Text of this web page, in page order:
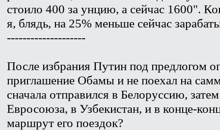
стоило 400 за унцию, а сейчас 1600".
я, блядь, на 25% меньше сейчас
--------------------
После избрания Путин под предлогом
приглашение Обамы и не поехал на
сначала отправился в Белоруссию,
Евросоюза, в Узбекистан, и в конце-
маршрут его поездок?